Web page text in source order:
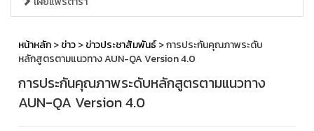
หน้าหลัก>ข่าว>ข่าวประชาสัมพันธ์> การประกันคุณภาพระดับ
หลักสูตรตามแนวทาง AUN-QA Version 4.0
การประกันคุณภาพระดับหลักสูตรตามแนวทาง
AUN-QA Version 4.0